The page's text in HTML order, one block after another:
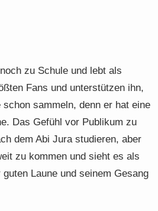
zu Schule und lebt als
Fans und unterstützen ihn,
sammeln, denn er hat eine
Das Gefühl vor Publikum zu
dem Abi Jura studieren, aber
zu kommen und sieht es als
Laune und seinem Gesang